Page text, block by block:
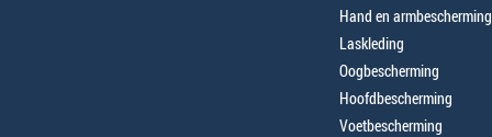
Hand en armbescherming
Laskleding
Oogbescherming
Hoofdbescherming
Voetbescherming